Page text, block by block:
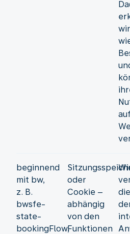
wir
beginnend
mit bw,
z. B.
bwsfe-
state-
bookingFlow,
oder
Cookie –
abhängig
von den
Funktionen